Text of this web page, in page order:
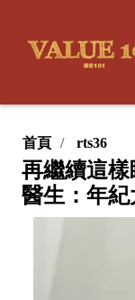
首頁 rts36
再繼續這樣
醫生：年